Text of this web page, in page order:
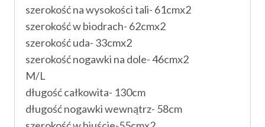
szerokość na wysokości tali- 61cmx2
szerokość w biodrach- 62cmx2
szerokość uda- 33cmx2
szerokość nogawki na dole- 46cmx2
M/L
długość całkowita- 130cm
długość nogawki wewnątrz- 58cm